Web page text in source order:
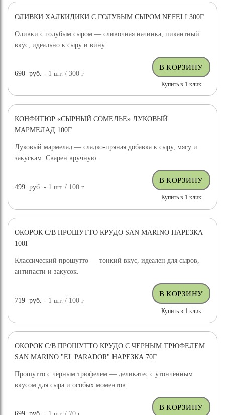
ОЛИВКИ ХАЛКИДИКИ С ГОЛУБЫМ СЫРОМ NEFELI 300Г
Оливки с голубым сыром — сливочная начинка, пикантный
вкус, идеально к сыру и вину.
690 руб. - 1шт. / 300г
Купить в 1 клик
КОНФИТЮР «СЫРНЫЙ СОМЕЛЬЕ» ЛУКОВЫЙ
МАРМЕЛАД 100Г
Луковый мармелад — сладко-пряная добавка к сыру, мясу и
закускам. Сварен вручную.
499 руб. - 1шт. / 100г
Купить в 1 клик
ОКОРОК С/В ПРОШУТТО КРУДО SAN MARINO НАРЕЗКА
100Г
Классический прошутто — тонкий вкус, идеален для сыров,
антипасти и закусок.
719 руб. - 1шт. / 100г
Купить в 1 клик
ОКОРОК С/В ПРОШУТТО КРУДО С ЧЕРНЫМ ТРЮФЕЛЕМ
SAN MARINO "EL PARADOR" НАРЕЗКА 70Г
Прошутто с чёрным трюфелем — деликатес с утончённым
вкусом для сыра и особых моментов.